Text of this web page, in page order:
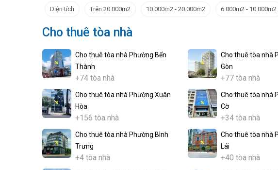
Diện tích Trên 20.000m2 10.000m2 - 20.000m2 6.000m2 - 10.000m2
Cho thuê tòa nhà
Cho thuê tòa nhà Phường Bến
Thành
+74 tòa nhà
Cho thuê tòa nhà
Gòn
+77 tòa nhà
Cho thuê tòa nhà Phường Xuân
Hòa
+156 tòa nhà
Cho thuê tòa nhà
Cờ
+34 tòa nhà
Cho thuê tòa nhà Phường Bình
Trưng
+4 tòa nhà
Cho thuê tòa nhà
Lái
+40 tòa nhà